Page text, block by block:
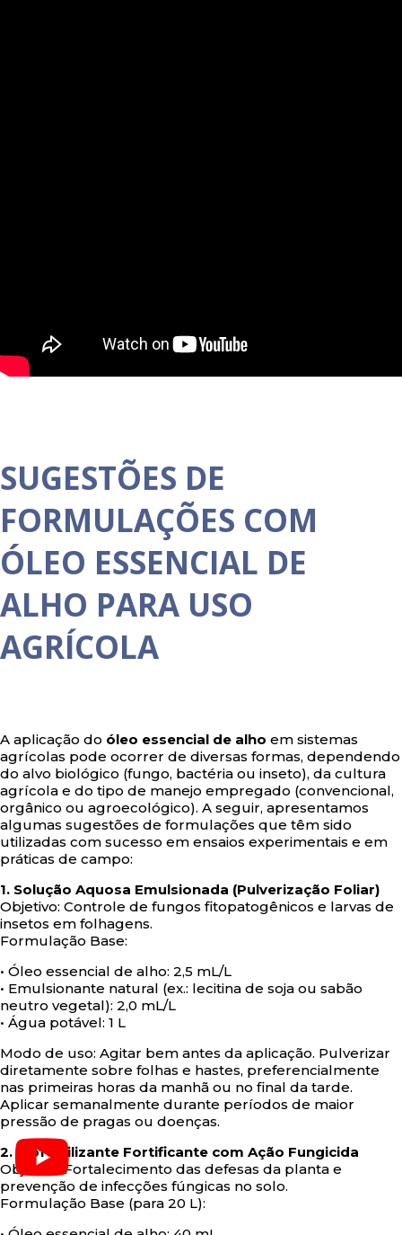
SUGESTÕES DE
FORMULAÇÕES COM
ÓLEO ESSENCIAL DE
ALHO PARA USO
AGRÍCOLA
A aplicação do óleo essencial de alho em sistemas
agrícolas pode ocorrer de diversas formas, dependendo
do alvo biológico (fungo, bactéria ou inseto), da cultura
agrícola e do tipo de manejo empregado (convencional,
orgânico ou agroecológico). A seguir, apresentamos
algumas sugestões de formulações que têm sido
utilizadas com sucesso em ensaios experimentais e em
práticas de campo:
1. Solução Aquosa Emulsionada (Pulverização Foliar)
Objetivo: Controle de fungos fitopatogênicos e larvas de
insetos em folhagens.
Formulação Base:
• Óleo essencial de alho: 2,5 mL/L
• Emulsionante natural (ex.: lecitina de soja ou sabão
neutro vegetal): 2,0 mL/L
• Água potável: 1 L
Modo de uso: Agitar bem antes da aplicação. Pulverizar
diretamente sobre folhas e hastes, preferencialmente
nas primeiras horas da manhã ou no final da tarde.
Aplicar semanalmente durante períodos de maior
pressão de pragas ou doenças.
2. Biofertilizante Fortificante com Ação Fungicida
Objetivo: Fortalecimento das defesas da planta e
prevenção de infecções fúngicas no solo.
Formulação Base (para 20 L):